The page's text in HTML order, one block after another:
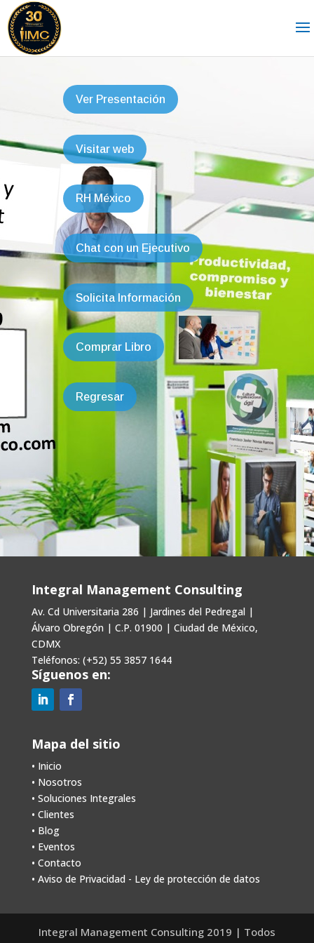
Ver Presentación
Visitar web
RH México
Chat con un Ejecutivo
Solicita Información
Comprar Libro
Regresar
Integral Management Consulting
Av. Cd Universitaria 286 | Jardines del Pedregal |
Álvaro Obregón | C.P. 01900 | Ciudad de México,
CDMX
Teléfonos: (+52) 55 3857 1644
Síguenos en:
Mapa del sitio
• Inicio
• Nosotros
• Soluciones Integrales
• Clientes
• Blog
• Eventos
• Contacto
• Aviso de Privacidad - Ley de protección de datos
Integral Management Consulting 2019 | Todos